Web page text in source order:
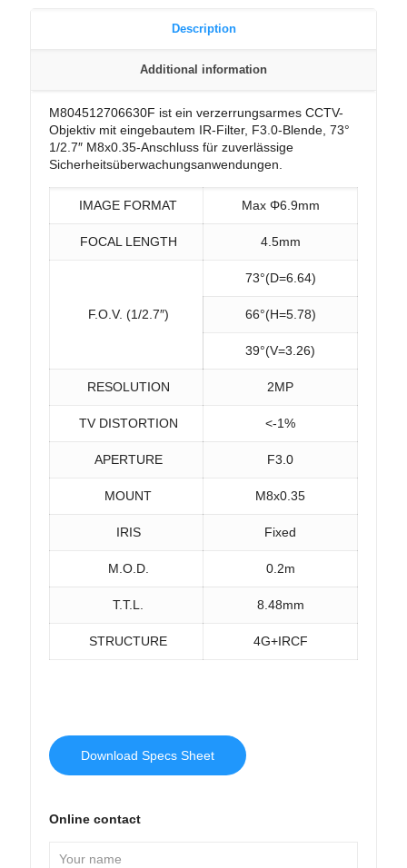
Description
Additional information
M804512706630F ist ein verzerrungsarmes CCTV-
Objektiv mit eingebautem IR-Filter, F3.0-Blende, 73°
1/2.7″ M8x0.35-Anschluss für zuverlässige
Sicherheitsüberwachungsanwendungen.
IMAGE FORMAT Max Φ6.9mm
FOCAL LENGTH 4.5mm
F.O.V. (1/2.7″)
73°(D=6.64)
66°(H=5.78)
39°(V=3.26)
RESOLUTION 2MP
TV DISTORTION <-1%
APERTURE F3.0
MOUNT M8x0.35
IRIS Fixed
M.O.D. 0.2m
T.T.L. 8.48mm
STRUCTURE 4G+IRCF
Download Specs Sheet
Online contact